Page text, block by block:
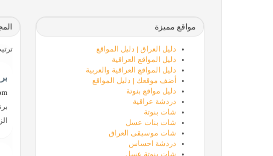
مواقع مميزة
دليل العراق | دليل المواقع
دليل المواقع العراقية
دليل المواقع العراقية والعربية
أضف موقعك | دليل المواقع
دليل مواقع بنوتة
دردشة عراقية
شات بنوتة
شات بنات عسل
شات موسيقى العراق
دردشة احساس
شات بنوتة عسل